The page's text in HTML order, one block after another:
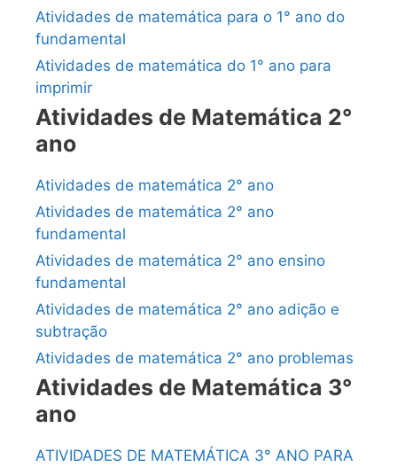
Atividades de matemática para o 1° ano do
fundamental
Atividades de matemática do 1° ano para
imprimir
Atividades de Matemática 2°
ano
Atividades de matemática 2° ano
Atividades de matemática 2° ano
fundamental
Atividades de matemática 2° ano ensino
fundamental
Atividades de matemática 2° ano adição e
subtração
Atividades de matemática 2° ano problemas
Atividades de Matemática 3°
ano
ATIVIDADES DE MATEMÁTICA 3° ANO PARA